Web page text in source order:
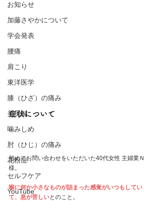
お知らせ
加藤さやかについて
学会発表
腰痛
肩こり
東洋医学
膝（ひざ）の痛み
美尻鍼
噛みしめ
肘（ひじ）の痛み
花粉症
セルフケア
YouTube
症状について
初めてお問い合わせをいただいた40代女性 主婦業Ｎ
様。
喉に何か小さなものが詰まった感覚がいつもしてい
て、息が苦しいとのこと。